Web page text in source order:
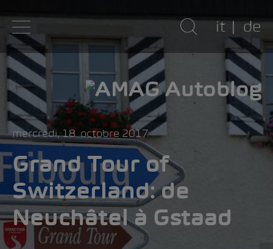
it de
mercredi, 18. octobre 2017
Grand Tour of
Switzerland: de
Neuchâtel à Gstaad